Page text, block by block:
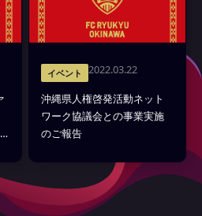
イベント 2022.03.22
沖縄県人権啓発活動ネット
ワーク協議会との事業実施
のご報告